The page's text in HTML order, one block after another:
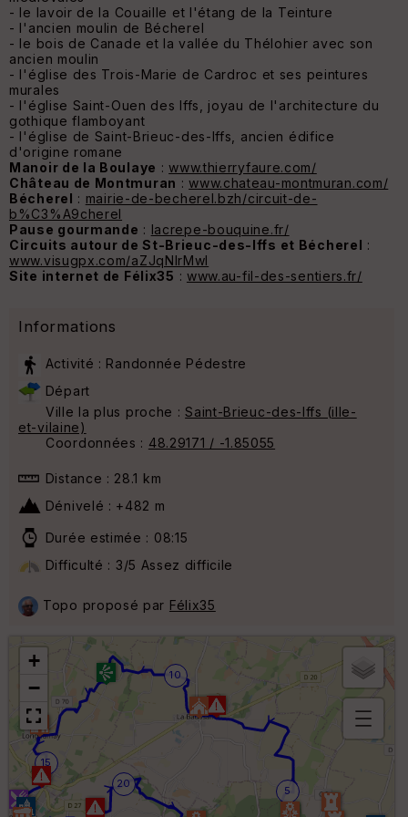
- le lavoir de la Couaille et l'étang de la Teinture
- l'ancien moulin de Bécherel
- le bois de Canade et la vallée du Thélohier avec son
ancien moulin
- l'église des Trois-Marie de Cardroc et ses peintures
murales
- l'église Saint-Ouen des Iffs, joyau de l'architecture du
gothique flamboyant
- l'église de Saint-Brieuc-des-Iffs, ancien édifice
d'origine romane
Manoir de la Boulaye :www.thierryfaure.com/
Château de Montmuran :www.chateau-montmuran.com/
Bécherel : mairie-de-becherel.bzh/circuit-de-
b%C3%A9cherel
Pause gourmande : lacrepe-bouquine.fr/
Circuits autour de St-Brieuc-des-Iffs et Bécherel :
www.visugpx.com/aZJqNlrMwI
Site internet de Félix35 : www.au-fil-des-sentiers.fr/
Informations
Activité : Randonnée Pédestre
Départ
Ville la plus proche :Saint-Brieuc-des-Iffs (ille-
et-vilaine)
Coordonnées : 48.29171 / -1.85055
Distance : 28.1 km
Dénivelé : +482 m
Durée estimée : 08:15
Difficulté : 3/5 Assez difficile
Topo proposé par Félix35
5
10
15
20
+
−
B